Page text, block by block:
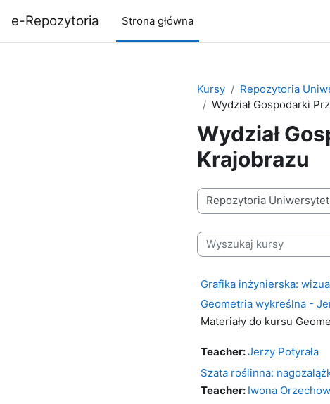
e-Repozytoria Strona główna
Kursy
Repozytoria
Wydział Gospodarki
Wydział
Krajobrazu
Kategorie kursów
Wyszukaj kursy
Grafika inżynierska:
Geometria wykreślna -
Materiały do kursu
Teacher:Jerzy Potyrała
Szata roślinna:
Teacher: Iwona